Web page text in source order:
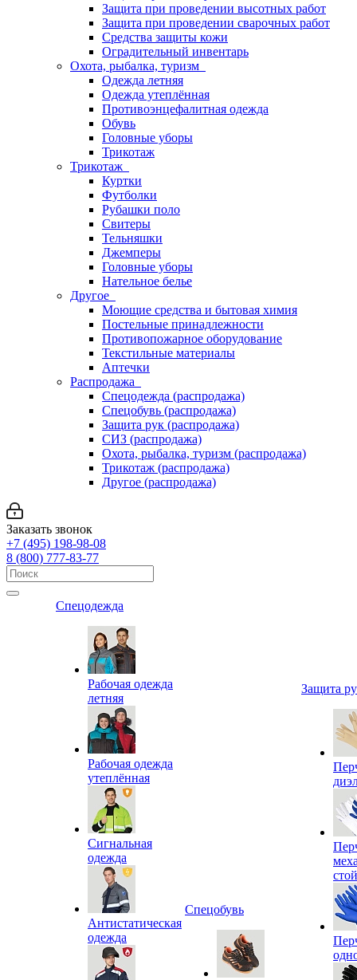
Защита при проведении высотных работ
Защита при проведении сварочных работ
Средства защиты кожи
Оградительный инвентарь
Охота, рыбалка, туризм
Одежда летняя
Одежда утеплённая
Противоэнцефалитная одежда
Обувь
Головные уборы
Трикотаж
Трикотаж
Куртки
Футболки
Рубашки поло
Свитеры
Тельняшки
Джемперы
Головные уборы
Нательное белье
Другое
Моющие средства и бытовая химия
Постельные принадлежности
Противопожарное оборудование
Текстильные материалы
Аптечки
Распродажа
Спецодежда (распродажа)
Спецобувь (распродажа)
Защита рук (распродажа)
СИЗ (распродажа)
Охота, рыбалка, туризм (распродажа)
Трикотаж (распродажа)
Другое (распродажа)
Заказать звонок
+7 (495) 198-98-08
8 (800) 777-83-77
Спецодежда
Рабочая одежда
летняя
Рабочая одежда
утеплённая
Сигнальная
одежда
Антистатическая
одежда
Спецобувь
Защита